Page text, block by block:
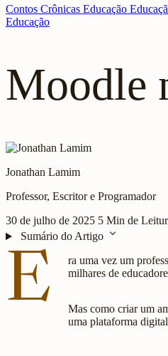
Contos Crônicas Educação
Educação
Moodle
Jonathan Lamim
Professor, Escritor e Programador
30 de julho de 2025 5 Min de
Sumário do Artigo expand_more
E
ra uma vez um
milhares de
Mas como criar um
uma plataforma